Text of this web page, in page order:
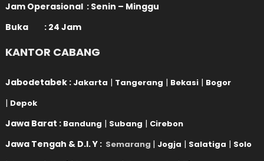
Jam Operasional : Senin – Minggu
Buka : 24 Jam
KANTOR CABANG
Jabodetabek : Jakarta | Tangerang | Bekasi | Bogor
| Depok
Jawa Barat : Bandung | Subang | Cirebon
Jawa Tengah & D.I. Y : Semarang | Jogja | Salatiga | Solo